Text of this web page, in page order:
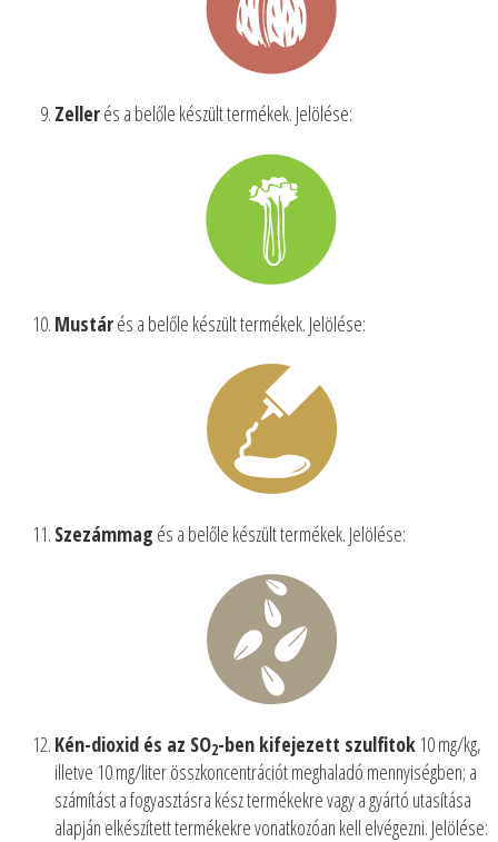
Zellerés a belőle készült termékek. Jelölése:
Mustárés a belőle készült termékek. Jelölése:
Szezámmag és a belőle készült termékek. Jelölése:
Kén-dioxid és az SO2-ben kifejezett szulfitok10 mg/kg,
illetve 10 mg/liter összkoncentrációt meghaladó mennyiségben; a
számítást a fogyasztásra kész termékekre vagy a gyártó utasítása
alapján elkészített termékekre vonatkozóan kell elvégezni. Jelölése: